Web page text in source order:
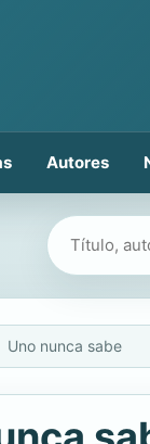
Autores
Buscar libros
Uno nunca sabe